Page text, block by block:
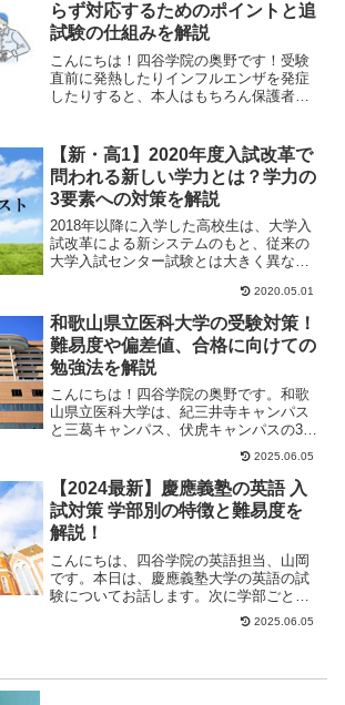
らず対応するためのポイントと追
試験の仕組みを解説
こんにちは！四谷学院の奥野です！受験
直前に発熱したりインフルエンザを発症
したりすると、本人はもちろん保護者も
【新・高1】2020年度入試改革で
問われる新しい学力とは？学力の
3要素への対策を解説
2018年以降に入学した高校生は、大学入
試改革による新システムのもと、従来の
大学入試センター試験とは大きく異なる
2020.05.01
和歌山県立医科大学の受験対策！
難易度や偏差値、合格に向けての
勉強法を解説
こんにちは！四谷学院の奥野です。和歌
山県立医科大学は、紀三井寺キャンパス
と三葛キャンパス、伏虎キャンパスの3つ
のキャンパスを構える医療系総合大学で
2025.06.05
【2024最新】慶應義塾の英語 入
試対策 学部別の特徴と難易度を
解説！
こんにちは、四谷学院の英語担当、山岡
です。本日は、慶應義塾大学の英語の試
験についてお話します。次に学部ごとの
出題傾向についても解説します。慶大を
2025.06.05